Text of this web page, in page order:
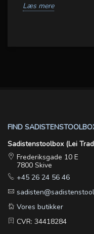
Læs mere
FIND
Sadistenstoolbox (Lei
Frederiksgade 10 E
7800 Skive
+45 26 24 56 46
Vores butikker
CVR: 34418284